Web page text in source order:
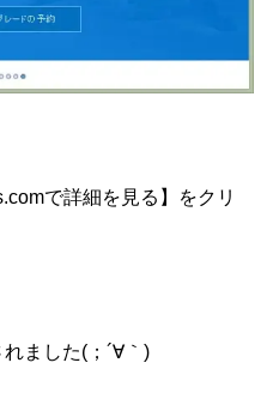
で詳細を見る】をクリ
ました(；´∀｀)